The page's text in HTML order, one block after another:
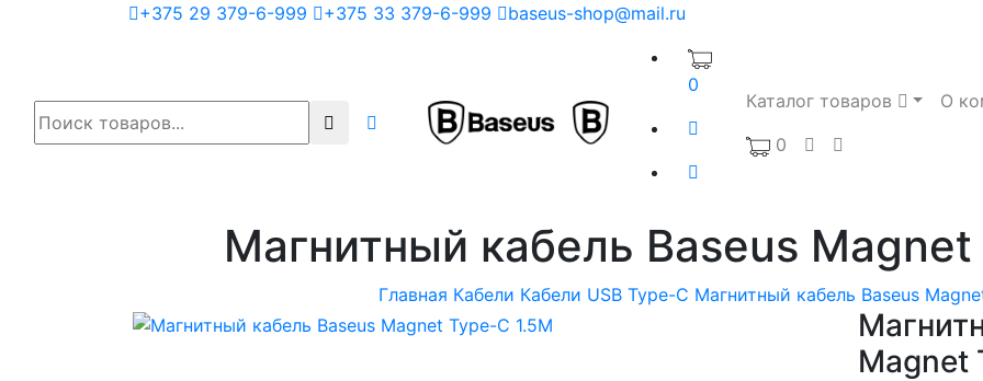
+375 29 379-6-999 +375 33 379-6-999 baseus-shop@mail.ru
0
Каталог товаров О
0
Магнитный кабель Baseus Magnet
Главная Кабели Кабели USB Type-C Магнитный кабель Baseus
Magnet